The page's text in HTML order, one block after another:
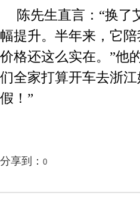
陈先生直言：“换了
幅提升。半年来，它
价格还这么实在。”他
们全家打算开车去浙
假！”
分享到： 0